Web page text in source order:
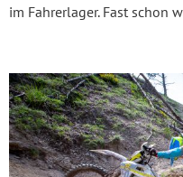
im Fahrerlager. Fast schon